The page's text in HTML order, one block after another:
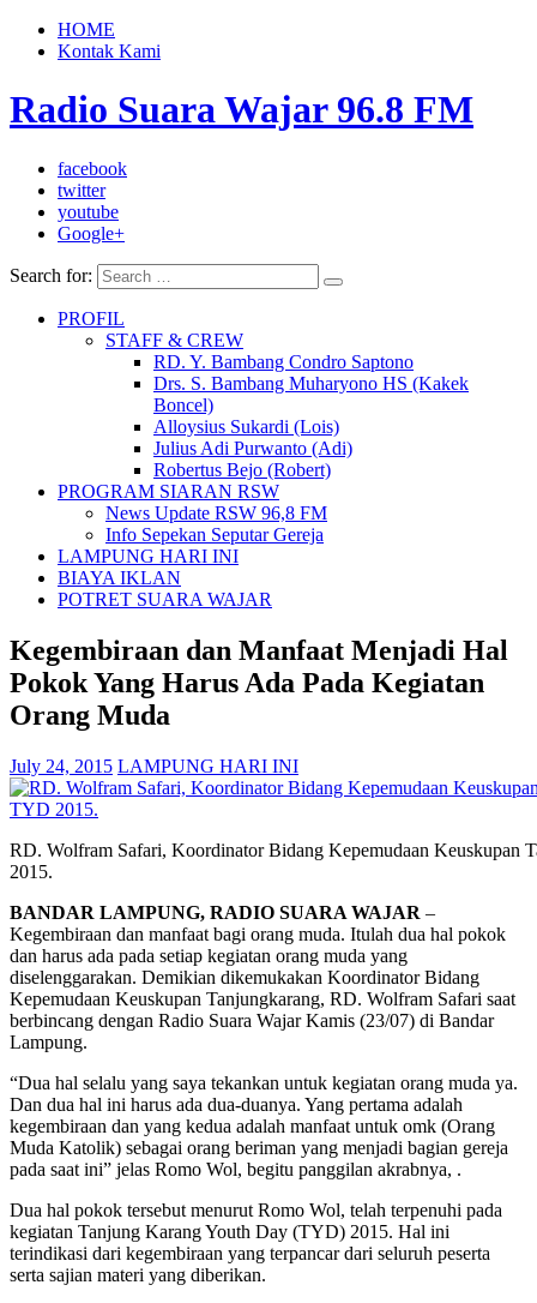
HOME
Kontak Kami
Radio Suara Wajar 96.8 FM
facebook
twitter
youtube
Google+
Search for:
PROFIL
STAFF & CREW
RD. Y. Bambang Condro Saptono
Drs. S. Bambang Muharyono HS (Kakek
Boncel)
Alloysius Sukardi (Lois)
Julius Adi Purwanto (Adi)
Robertus Bejo (Robert)
PROGRAM SIARAN RSW
News Update RSW 96,8 FM
Info Sepekan Seputar Gereja
LAMPUNG HARI INI
BIAYA IKLAN
POTRET SUARA WAJAR
Kegembiraan dan Manfaat Menjadi Hal
Pokok Yang Harus Ada Pada Kegiatan
Orang Muda
July 24, 2015 LAMPUNG HARI INI
RD. Wolfram Safari, Koordinator Bidang Kepemudaan Keuskupan
2015.
BANDAR LAMPUNG, RADIO SUARA WAJAR –
Kegembiraan dan manfaat bagi orang muda. Itulah dua hal pokok
dan harus ada pada setiap kegiatan orang muda yang
diselenggarakan. Demikian dikemukakan Koordinator Bidang
Kepemudaan Keuskupan Tanjungkarang, RD. Wolfram Safari saat
berbincang dengan Radio Suara Wajar Kamis (23/07) di Bandar
Lampung.
“Dua hal selalu yang saya tekankan untuk kegiatan orang muda ya.
Dan dua hal ini harus ada dua-duanya. Yang pertama adalah
kegembiraan dan yang kedua adalah manfaat untuk omk (Orang
Muda Katolik) sebagai orang beriman yang menjadi bagian gereja
pada saat ini” jelas Romo Wol, begitu panggilan akrabnya, .
Dua hal pokok tersebut menurut Romo Wol, telah terpenuhi pada
kegiatan Tanjung Karang Youth Day (TYD) 2015. Hal ini
terindikasi dari kegembiraan yang terpancar dari seluruh peserta
serta sajian materi yang diberikan.